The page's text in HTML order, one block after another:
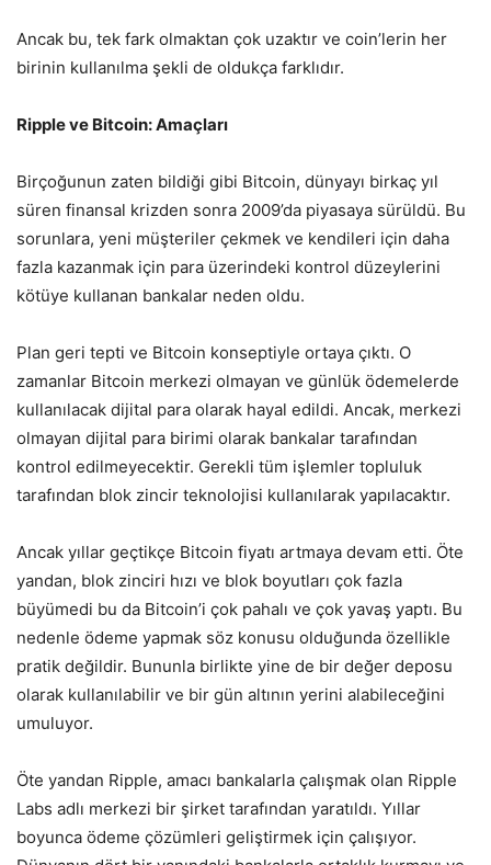
Ancak bu, tek fark olmaktan çok uzaktır ve coin’lerin her
birinin kullanılma şekli de oldukça farklıdır.
Ripple ve Bitcoin: Amaçları
Birçoğunun zaten bildiği gibi Bitcoin, dünyayı birkaç yıl
süren finansal krizden sonra 2009’da piyasaya sürüldü. Bu
sorunlara, yeni müşteriler çekmek ve kendileri için daha
fazla kazanmak için para üzerindeki kontrol düzeylerini
kötüye kullanan bankalar neden oldu.
Plan geri tepti ve Bitcoin konseptiyle ortaya çıktı. O
zamanlar Bitcoin merkezi olmayan ve günlük ödemelerde
kullanılacak dijital para olarak hayal edildi. Ancak, merkezi
olmayan dijital para birimi olarak bankalar tarafından
kontrol edilmeyecektir. Gerekli tüm işlemler topluluk
tarafından blok zincir teknolojisi kullanılarak yapılacaktır.
Ancak yıllar geçtikçe Bitcoin fiyatı artmaya devam etti. Öte
yandan, blok zinciri hızı ve blok boyutları çok fazla
büyümedi bu da Bitcoin’i çok pahalı ve çok yavaş yaptı. Bu
nedenle ödeme yapmak söz konusu olduğunda özellikle
pratik değildir. Bununla birlikte yine de bir değer deposu
olarak kullanılabilir ve bir gün altının yerini alabileceğini
umuluyor.
Öte yandan Ripple, amacı bankalarla çalışmak olan Ripple
Labs adlı merkezi bir şirket tarafından yaratıldı. Yıllar
boyunca ödeme çözümleri geliştirmek için çalışıyor.